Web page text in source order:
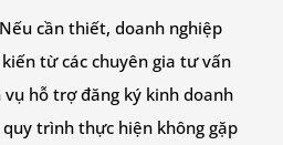
cần thiết, doanh nghiệp
từ các chuyên gia tư vấn
vụ hỗ trợ đăng ký kinh doanh
trình thực hiện không gặp